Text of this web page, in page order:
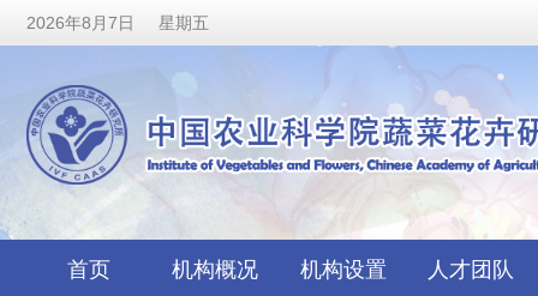
2026年8月7日 星期五
首页 机构概况 机构设置 人才团队